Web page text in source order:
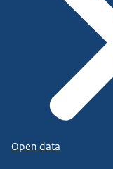
Open data